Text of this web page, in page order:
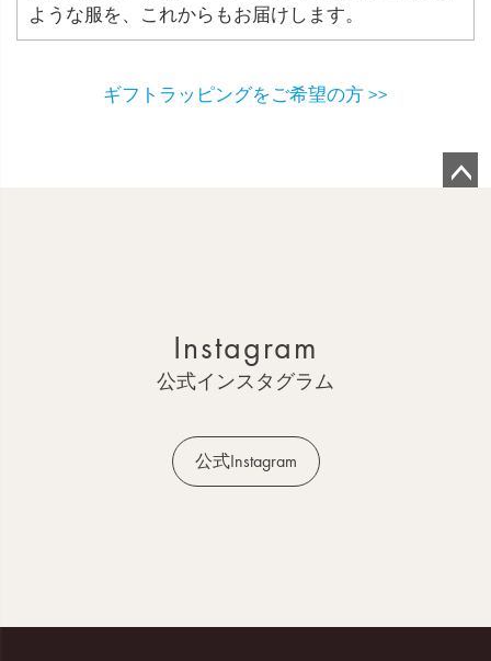
ような服を、これからもお届けします。
ギフトラッピングをご希望の方 >>
Instagram
公式インスタグラム
公式Instagram